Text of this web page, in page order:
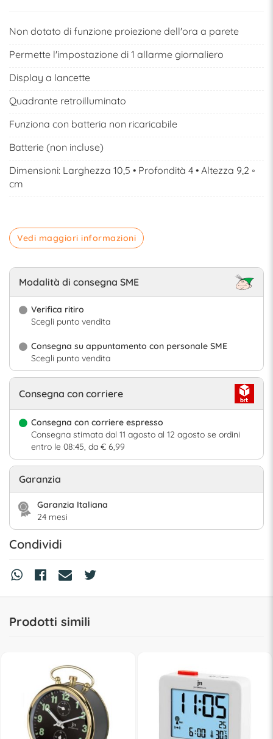
Non dotato di funzione proiezione dell'ora a parete
Permette l'impostazione di 1 allarme giornaliero
Display a lancette
Quadrante retroilluminato
Funziona con batteria non ricaricabile
Batterie (non incluse)
Dimensioni: Larghezza 10,5 • Profondità 4 • Altezza 9,2 ◦
cm
Vedi maggiori informazioni
Modalità di consegna SME
Verifica ritiro
Scegli punto vendita
Consegna su appuntamento con personale SME
Scegli punto vendita
Consegna con corriere
Consegna con corriere espresso
Consegna stimata dal 11 agosto al 12 agosto se ordini
entro le 08:45, da € 6,99
Garanzia
Garanzia Italiana
24 mesi
Condividi
Prodotti simili